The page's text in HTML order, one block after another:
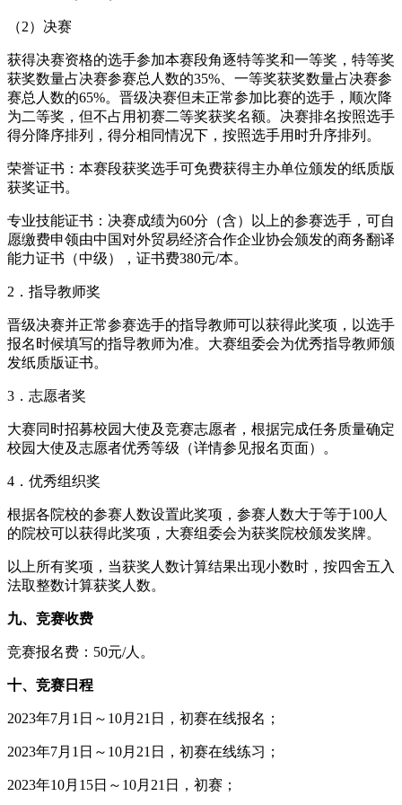
（2）决赛
获得决赛资格的选手参加本赛段角逐特等奖和一等奖，特等奖
获奖数量占决赛参赛总人数的35%、一等奖获奖数量占决赛参
赛总人数的65%。晋级决赛但未正常参加比赛的选手，顺次降
为二等奖，但不占用初赛二等奖获奖名额。决赛排名按照选手
得分降序排列，得分相同情况下，按照选手用时升序排列。
荣誉证书：本赛段获奖选手可免费获得主办单位颁发的纸质版
获奖证书。
专业技能证书：决赛成绩为60分（含）以上的参赛选手，可自
愿缴费申领由中国对外贸易经济合作企业协会颁发的商务翻译
能力证书（中级），证书费380元/本。
2．指导教师奖
晋级决赛并正常参赛选手的指导教师可以获得此奖项，以选手
报名时候填写的指导教师为准。大赛组委会为优秀指导教师颁
发纸质版证书。
3．志愿者奖
大赛同时招募校园大使及竞赛志愿者，根据完成任务质量确定
校园大使及志愿者优秀等级（详情参见报名页面）。
4．优秀组织奖
根据各院校的参赛人数设置此奖项，参赛人数大于等于100人
的院校可以获得此奖项，大赛组委会为获奖院校颁发奖牌。
以上所有奖项，当获奖人数计算结果出现小数时，按四舍五入
法取整数计算获奖人数。
九、竞赛收费
竞赛报名费：50元/人。
十、竞赛日程
2023年7月1日～10月21日，初赛在线报名；
2023年7月1日～10月21日，初赛在线练习；
2023年10月15日～10月21日，初赛；